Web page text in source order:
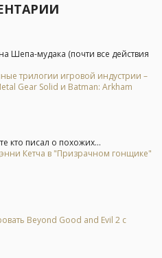
Шепа-мудака (почти все действия
трилогии игровой индустрии –
Gear Solid и Batman: Arkham
кто писал о похожих...
Кетча в "Призрачном гонщике"
Beyond Good and Evil 2 с